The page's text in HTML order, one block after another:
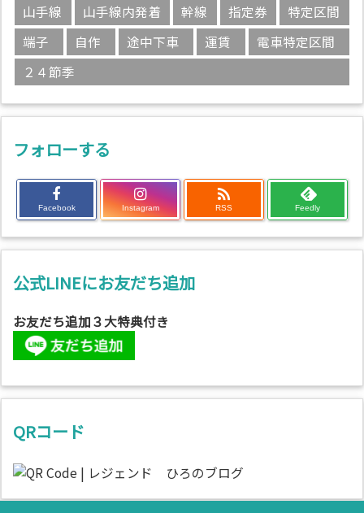
山手線
山手線内発着 幹線 指定券
特定区間
端子
自作 途中下車 運賃
電車特定区間
２４節季
フォローする
Facebook Instagram

RSS Feedly
公式LINEにお友だち追加
お友だち追加３大特典付き
QRコード